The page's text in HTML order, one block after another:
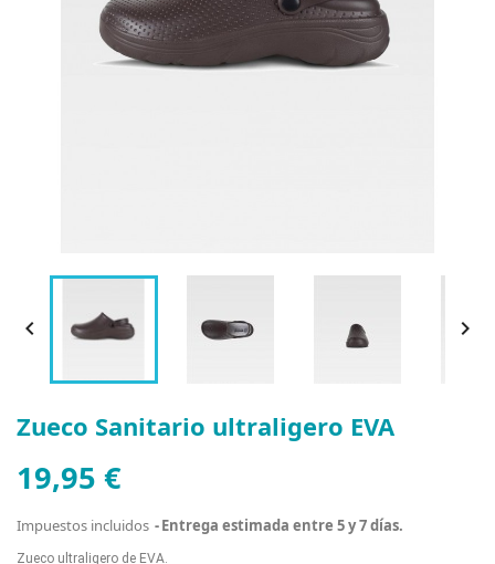
 
Zueco Sanitario ultraligero EVA
19,95 €
Impuestos incluidos Entrega estimada entre 5 y 7 días.
Zueco ultraligero de EVA.